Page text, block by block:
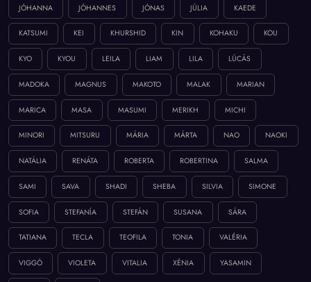
JÓHANNA JÓHANNES JÓNAS JÚLIA KAEDE
KATSUMI KEI KHURSHID KIN KOHAKU KOU
KYO KYOU LEILA LIAM LILA LÚCÁS
MADOKA MAGNUS MAKOTO MALAK MARIAN
MARICA MASA MASUMI MERIKH MICHI
MINORI MITSURU MÁRIA MÁRTA NAO NAOKI
NATÁLIA RENÁTA ROBERTA ROBERTINA SALMA
SAMI SAVA SHADI SHEBA SILVIA SIMONE
SOFIA STEFANÍA STEFÁN SUSANA SÁRA
TATIANA TECLA TEOFILA TONIA VALÉRIA
VIGGÓ VIOLETA VITALIA XÉNIA YASAMIN